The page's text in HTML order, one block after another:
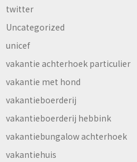
twitter
Uncategorized
unicef
vakantie achterhoek particulier
vakantie met hond
vakantieboerderij
vakantieboerderij hebbink
vakantiebungalow achterhoek
vakantiehuis